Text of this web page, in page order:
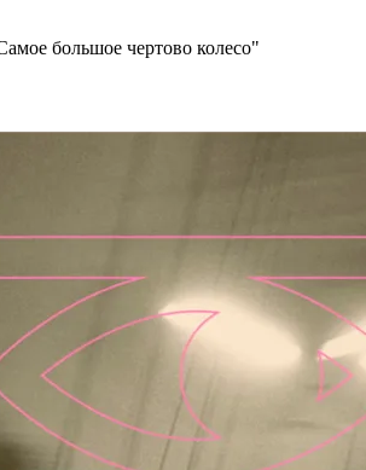
большое чертово колесо"